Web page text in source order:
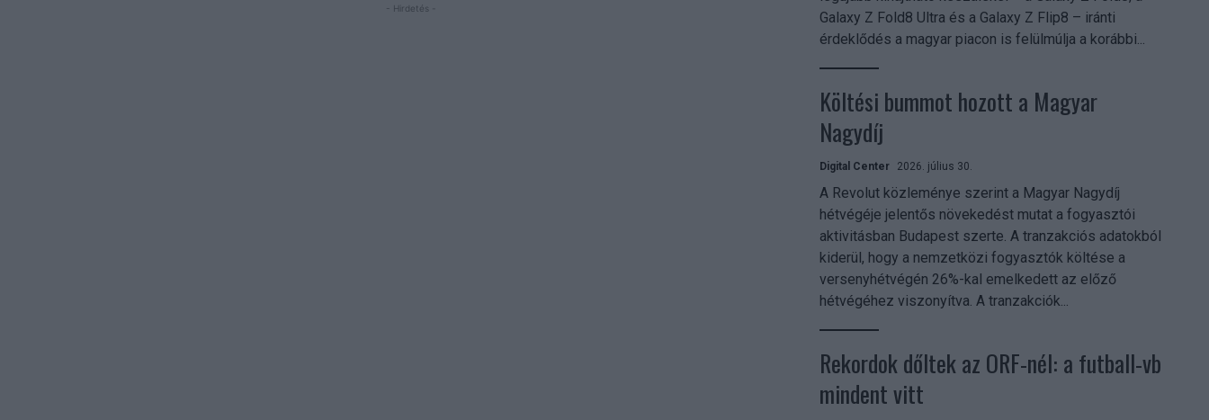
- Hirdetés -
Galaxy Z Fold8 Ultra és a Galaxy Z Flip8 – iránti
érdeklődés a magyar piacon is felülmúlja a korábbi...
Költési bummot hozott a Magyar
Nagydíj
Digital Center 2026. július 30.
A Revolut közleménye szerint a Magyar Nagydíj
hétvégéje jelentős növekedést mutat a fogyasztói
aktivitásban Budapest szerte. A tranzakciós adatokból
kiderül, hogy a nemzetközi fogyasztók költése a
versenyhétvégén 26%-kal emelkedett az előző
hétvégéhez viszonyítva. A tranzakciók...
Rekordok dőltek az ORF-nél: a futball-vb
mindent vitt